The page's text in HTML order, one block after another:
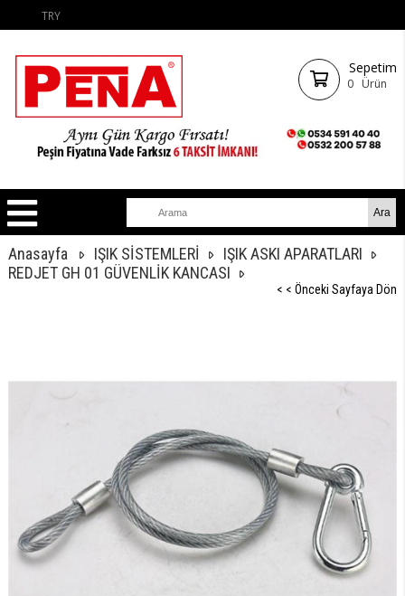
TRY
Sepetim
0 Ürün
Anasayfa IŞIK SİSTEMLERİ
IŞIK ASKI APARATLARI
REDJET GH 01 GÜVENLİK KANCASI
< < Önceki Sayfaya Dön